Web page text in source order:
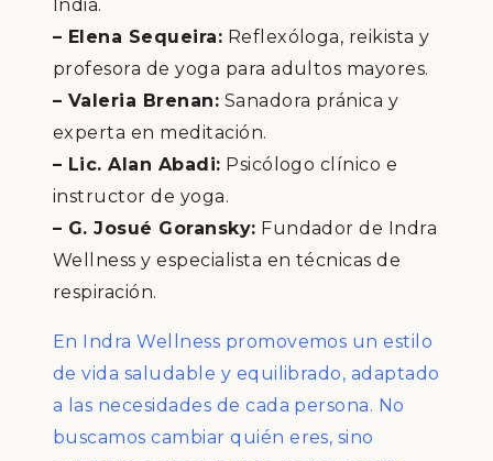
India.
– Elena Sequeira: Reflexóloga, reikista y
profesora de yoga para adultos mayores.
– Valeria Brenan: Sanadora pránica y
experta en meditación.
– Lic. Alan Abadi: Psicólogo clínico e
instructor de yoga.
– G. Josué Goransky: Fundador de Indra
Wellness y especialista en técnicas de
respiración.
En Indra Wellness promovemos un estilo
de vida saludable y equilibrado, adaptado
a las necesidades de cada persona. No
buscamos cambiar quién eres, sino